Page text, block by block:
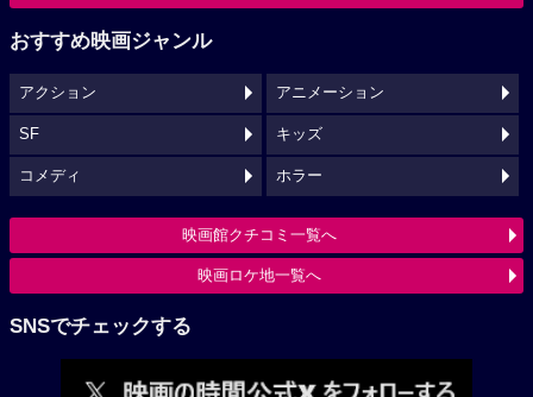
おすすめ映画ジャンル
アクション アニメーション
SF キッズ
コメディ ホラー
映画館クチコミ一覧へ
映画ロケ地一覧へ
SNSでチェックする